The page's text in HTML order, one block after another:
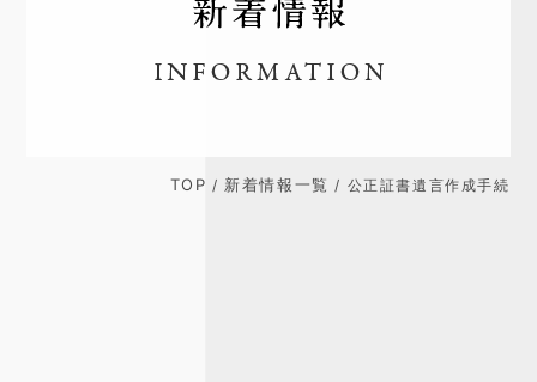
TOP / 新着情報一覧 / 公正証書遺言作成手続